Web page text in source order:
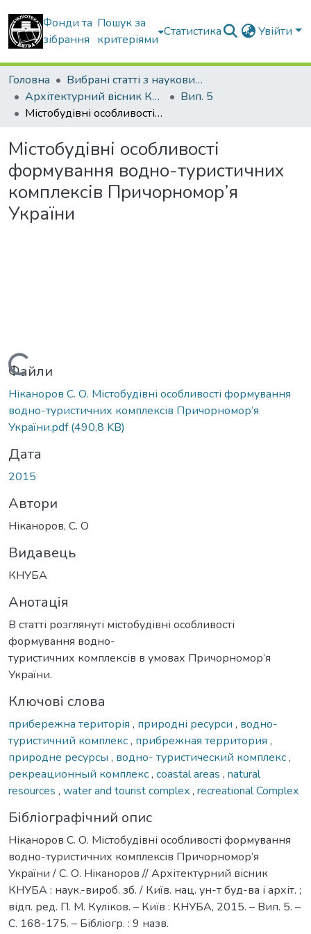
Фонди та
зібрання
Пошук за
критеріями
Статистика Увійти
Головна
Вибрані статті з наукових збірників КНУБА
Архітектурний вісник КНУБА
Вип. 5
Містобудівні особливості формування водно-туристичних комплексів Причорномор’я України
Містобудівні особливості
формування водно-туристичних
комплексів Причорномор’я
України
Вантажиться...
Файли
Ніканоров С. О. Містобудівні особливості формування
водно-туристичних комплексів Причорномор’я
України.pdf(490,8 KB)
Дата
2015
Автори
Ніканоров, С. О
Видавець
КНУБА
Анотація
В статті розглянуті містобудівні особливості
формування водно-
туристичних комплексів в умовах Причорномор’я
України.
Ключові слова
прибережна територія , природні ресурси , водно-
туристичний комплекс, прибрежная территория ,
природне ресурсы , водно- туристический комплекс,
рекреационный комплекс, coastal areas , natural
resources , water and tourist complex, recreational Complex
Бібліографічний опис
Ніканоров С. О. Містобудівні особливості формування
водно-туристичних комплексів Причорномор’я
України / С. О. Ніканоров // Архітектурний вісник
КНУБА : наук.-вироб. зб. / Київ. нац. ун-т буд-ва і архіт. ;
відп. ред. П. М. Куліков. – Київ : КНУБА, 2015. – Вип. 5. –
С. 168-175. – Бібліогр. : 9 назв.